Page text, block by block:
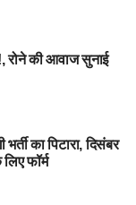
रोने की आवाज सुनाई
का पिटारा, दिसंबर
फॉर्म